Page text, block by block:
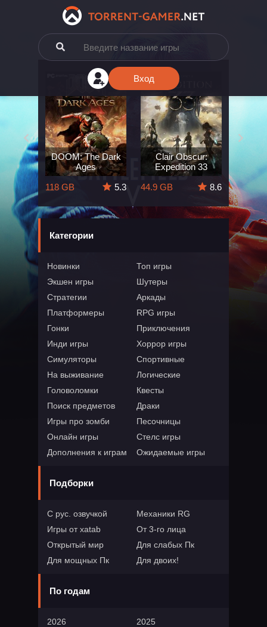
Вход
The
5.7
DOOM: The Dark
Ages
118 GB
5.3
Clair Obscur:
Expedition 33
44.9 GB
8.6
164 GB
Категории
Новинки
Топ игры
Экшен игры
Шутеры
Стратегии
Аркады
Платформеры
RPG игры
Гонки
Приключения
Инди игры
Хоррор игры
Симуляторы
Спортивные
На выживание
Логические
Головоломки
Квесты
Поиск предметов
Драки
Игры про зомби
Песочницы
Онлайн игры
Стелс игры
Дополнения к играм
Ожидаемые игры
Подборки
С рус. озвучкой
Механики RG
Игры от xatab
От 3-го лица
Открытый мир
Для слабых Пк
Для мощных Пк
Для двоих!
По годам
2026
2025